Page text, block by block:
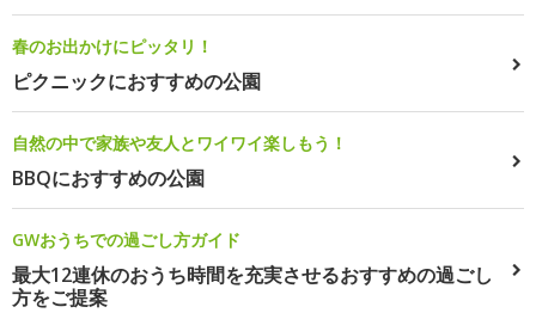
春のお出かけにピッタリ！
ピクニックにおすすめの公園
自然の中で家族や友人とワイワイ楽しもう！
BBQにおすすめの公園
GWおうちでの過ごし方ガイド
最大12連休のおうち時間を充実させるおすすめの過ごし
方をご提案